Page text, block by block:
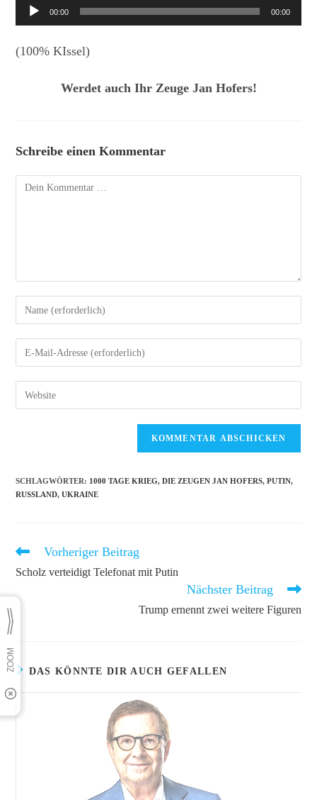
Audio-00:00 00:00
(100% KIssel)
Werdet auch Ihr Zeuge Jan Hofers!
Schreibe einen Kommentar
Kommentar
Gib
deinen
Namen
oder
zum
Kommentieren
Gib
deine
E-
Mail-
Gib
deine
(optional)
SCHLAGWÖRTER: 1000 TAGE KRIEG, DIE ZEUGEN JAN HOFERS, PUTIN,
RUSSLAND, UKRAINE
Weitere
ansehen
Vorheriger Beitrag
Scholz verteidigt Telefonat mit Putin
Nächster Beitrag
Trump ernennt zwei weitere Figuren
DAS KÖNNTE DIR AUCH GEFALLEN